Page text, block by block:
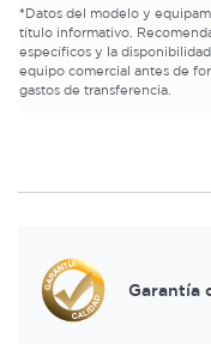
*Datos del modelo y
título informativo.
específicos y la
equipo comercial antes de
gastos de transferencia.
Garantía